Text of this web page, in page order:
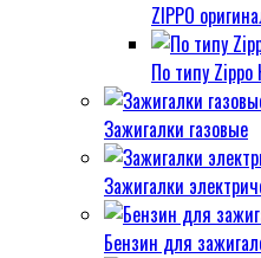
ZIPPO
По типу Zippo
Зажигалки газовые
Зажигалки
Бензин для